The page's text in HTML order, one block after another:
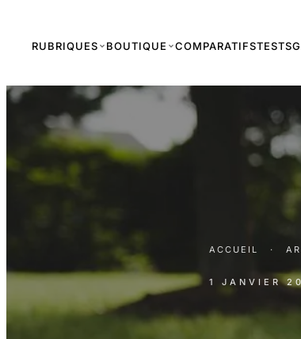
RUBRIQUES BOUTIQUE COMPARATIFSTESTS
ACCUEIL ·
1 JANVIER